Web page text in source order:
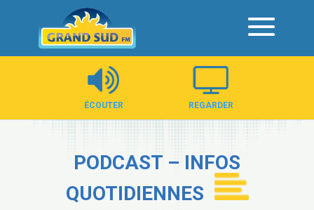
Panneau de gestion des cookies
ÉCOUTER REGARDER
PODCAST – INFOS
QUOTIDIENNES